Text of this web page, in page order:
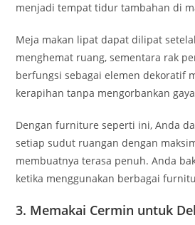
menjadi tempat tidur tambahan di
Meja makan lipat dapat dilipat
menghemat ruang, sementara rak
berfungsi sebagai elemen dekoratif
kerapihan tanpa mengorbankan
Dengan furniture seperti ini, Anda
setiap sudut ruangan dengan
membuatnya terasa penuh. Anda
ketika menggunakan berbagai
3. Memakai Cermin untuk